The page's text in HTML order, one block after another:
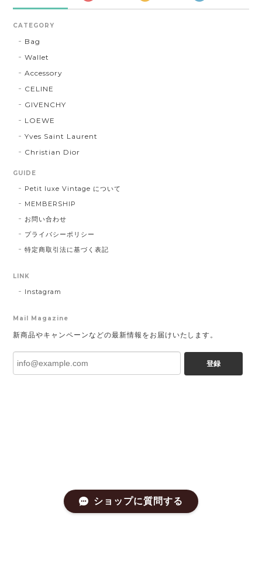
CATEGORY
Bag
Wallet
Accessory
CELINE
GIVENCHY
LOEWE
Yves Saint Laurent
Christian Dior
GUIDE
Petit luxe Vintage について
MEMBERSHIP
お問い合わせ
プライバシーポリシー
特定商取引法に基づく表記
LINK
Instagram
Mail Magazine
新商品やキャンペーンなどの最新情報をお届けいたします。
登録
ショップに質問する